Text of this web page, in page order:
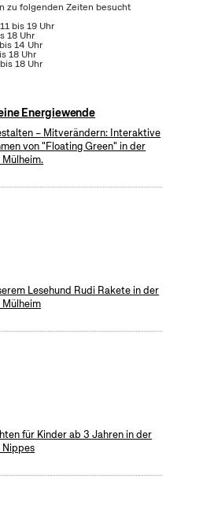
zu folgenden Zeiten besucht
bis 19 Uhr
18 Uhr
14 Uhr
18 Uhr
18 Uhr
Energiewende
– Mitverändern: Interaktive
von "Floating Green" in der
Lesehund Rudi Rakete in der
für Kinder ab 3 Jahren in der